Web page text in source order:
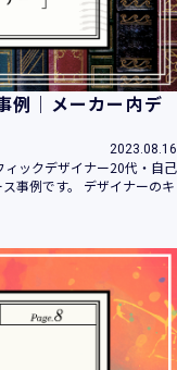
例｜メーカー内デ
2023.08.16
ックデザイナー20代・自己
事例です。 デザイナーのキ